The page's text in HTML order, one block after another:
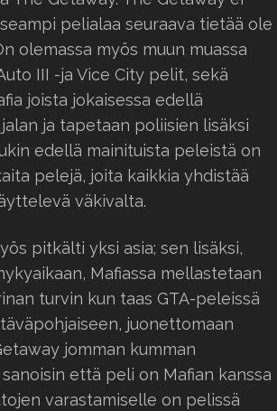
pelialaa seuraava tietää ole
olemassa myös muun muassa
III -ja Vice City pelit, sekä
joista jokaisessa edellä
ja tapetaan poliisien lisäksi
edellä mainituista peleistä on
pelejä, joita kaikkia yhdistää
väkivalta.
pitkälti yksi asia; sen lisäksi,
Mafiassa mellastetaan
turvin kun taas GTA-peleissä
juonettomaan
jomman kumman
että peli on Mafian kanssa
varastamiselle on pelissä